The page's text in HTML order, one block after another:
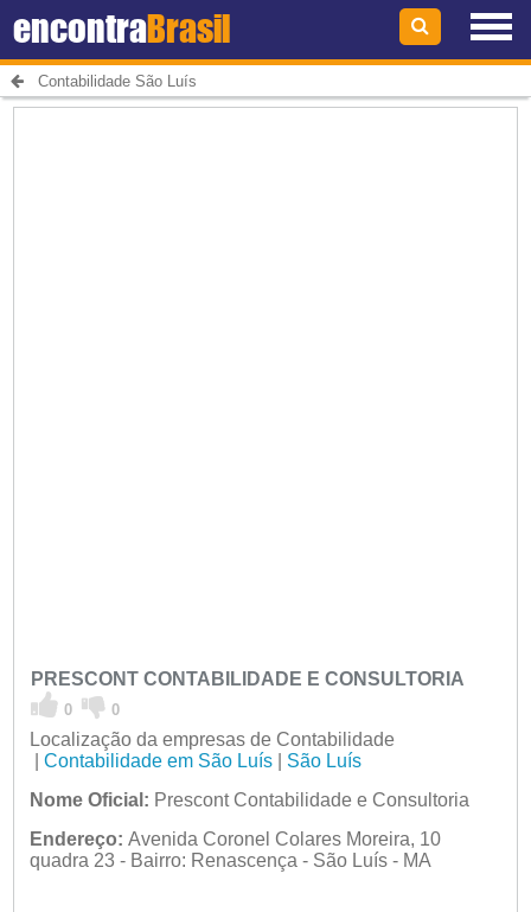
encontraBrasil
Contabilidade São Luís
PRESCONT CONTABILIDADE E CONSULTORIA
0 0
Localização da empresas de Contabilidade
Contabilidade em São Luís| São Luís
Nome Oficial: Prescont Contabilidade e Consultoria
Endereço: Avenida Coronel Colares Moreira, 10
quadra 23 - Bairro: Renascença - São Luís - MA